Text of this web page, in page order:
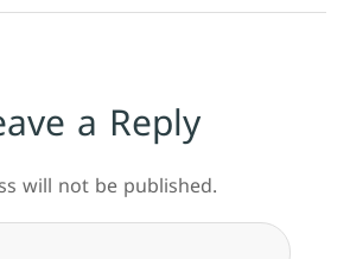
a Reply
will not be published.